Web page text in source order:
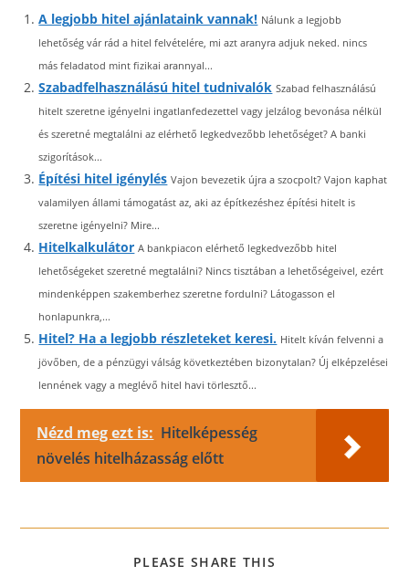
A legjobb hitel ajánlataink vannak! Nálunk a legjobb
lehetőség vár rád a hitel felvételére, mi azt aranyra adjuk neked. nincs
más feladatod mint fizikai arannyal...
Szabadfelhasználású hitel tudnivalók Szabad felhasználású
hitelt szeretne igényelni ingatlanfedezettel vagy jelzálog bevonása nélkül
és szeretné megtalálni az elérhető legkedvezőbb lehetőséget? A banki
szigorítások...
Építési hitel igénylés Vajon bevezetik újra a szocpolt? Vajon kaphat
valamilyen állami támogatást az, aki az építkezéshez építési hitelt is
szeretne igényelni? Mire...
Hitelkalkulátor A bankpiacon elérhető legkedvezőbb hitel
lehetőségeket szeretné megtalálni? Nincs tisztában a lehetőségeivel, ezért
mindenképpen szakemberhez szeretne fordulni? Látogasson el
honlapunkra,...
Hitel? Ha a legjobb részleteket keresi. Hitelt kíván felvenni a
jövőben, de a pénzügyi válság következtében bizonytalan? Új elképzelései
lennének vagy a meglévő hitel havi törlesztő...
Nézd meg ezt is: Hitelképesség
növelés hitelházasság előtt
PLEASE SHARE THIS